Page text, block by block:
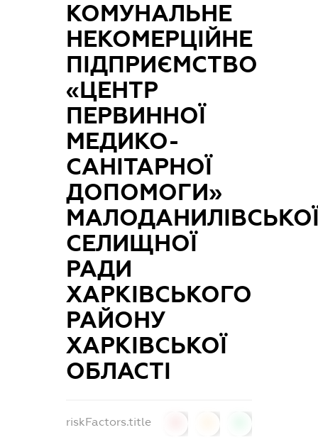
КОМУНАЛЬНЕ
НЕКОМЕРЦІЙНЕ
ПІДПРИЄМСТВО
«ЦЕНТР
ПЕРВИННОЇ
МЕДИКО-
САНІТАРНОЇ
ДОПОМОГИ»
СЕЛИЩНОЇ
РАДИ
ХАРКІВСЬКОГО
РАЙОНУ
ХАРКІВСЬКОЇ
ОБЛАСТІ
riskFactors.title